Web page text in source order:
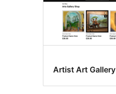
Artist Art Gallery